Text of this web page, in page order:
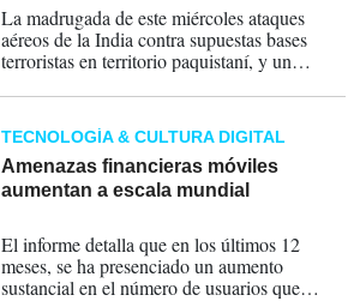
La madrugada de este miércoles ataques
aéreos de la India contra supuestas bases
terroristas en territorio paquistaní, y un
treintena de muertos y una gran
preocupación a nivel internacional, ante la
peor escalada militar entre los vecinos con
armas nucleares en décadas.
TECNOLOGÍA & CULTURA DIGITAL
Amenazas financieras móviles
aumentan a escala mundial
El informe detalla que en los últimos 12
meses, se ha presenciado un aumento
sustancial en el número de usuarios que